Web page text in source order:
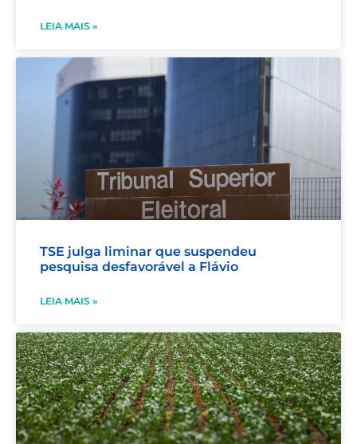
LEIA MAIS »
TSE julga liminar que suspendeu
pesquisa desfavorável a Flávio
LEIA MAIS »